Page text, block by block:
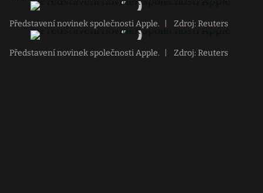
Představení novinek společnosti Apple. Zdroj: Reuters
Představení novinek společnosti Apple. Zdroj: Reuters